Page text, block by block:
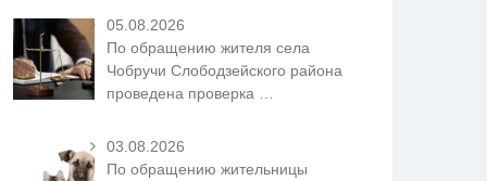
05.08.2026
По обращению жителя села
Чобручи Слободзейского района
проведена проверка …
03.08.2026
По обращению жительницы